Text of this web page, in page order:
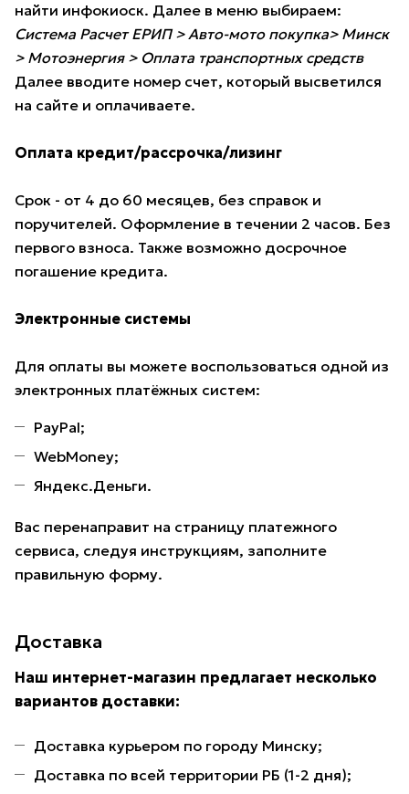
найти инфокиоск. Далее в меню выбираем:
Система Расчет ЕРИП > Авто-мото покупка> Минск
> Мотоэнергия > Оплата транспортных средств
Далее вводите номер счет, который высветился
на сайте и оплачиваете.
Оплата кредит/рассрочка/лизинг
Срок - от 4 до 60 месяцев, без справок и
поручителей. Оформление в течении 2 часов. Без
первого взноса. Также возможно досрочное
погашение кредита.
Электронные системы
Для оплаты вы можете воспользоваться одной из
электронных платёжных систем:
PayPal;
WebMoney;
Яндекс.Деньги.
Вас перенаправит на страницу платежного
сервиса, следуя инструкциям, заполните
правильную форму.
Доставка
Наш интернет-магазин предлагает несколько
вариантов доставки:
Доставка курьером по городу Минску;
Доставка по всей территории РБ (1-2 дня);